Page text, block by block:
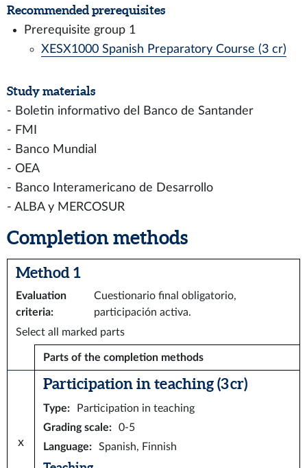
Recommended prerequisites
Prerequisite group 1
XESX1000 Spanish Preparatory Course (3 cr)
Study materials
- Boletin informativo del Banco de Santander
- FMI
- Banco Mundial
- OEA
- Banco Interamericano de Desarrollo
- ALBA y MERCOSUR
Completion methods
Method 1
Evaluation
criteria:
Cuestionario final obligatorio,
participación activa.
Select all marked parts
Parts of the completion methods
x
Participation in teaching (3 cr)
Type:
Participation in teaching
Grading scale:
0-5
Language: Spanish, Finnish